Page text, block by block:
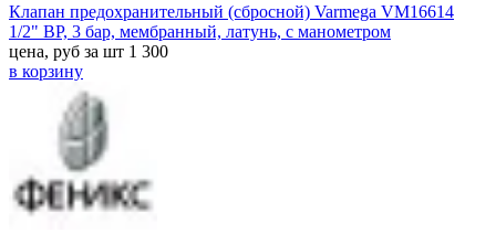
Клапан предохранительный (сбросной) Varmega VM16614
1/2" ВР, 3 бар, мембранный, латунь, с манометром
цена, руб за шт 1 300
в корзину